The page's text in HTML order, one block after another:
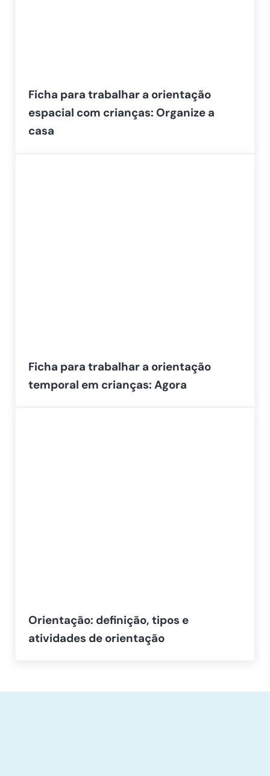
Ficha para trabalhar a orientação
espacial com crianças: Organize a
casa
Ficha para trabalhar a orientação
temporal em crianças: Agora
Orientação: definição, tipos e
atividades de orientação